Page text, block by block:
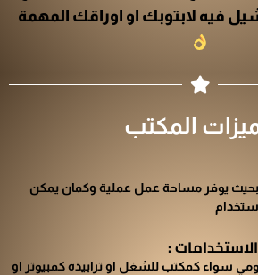
فيه لابتوبك او اوراقك المهمة
المكتب
يوفر مساحة عمل عملية وكمان يمكن
:
سواء كمكتب للشغل او ترابيذه كمبيوتر او